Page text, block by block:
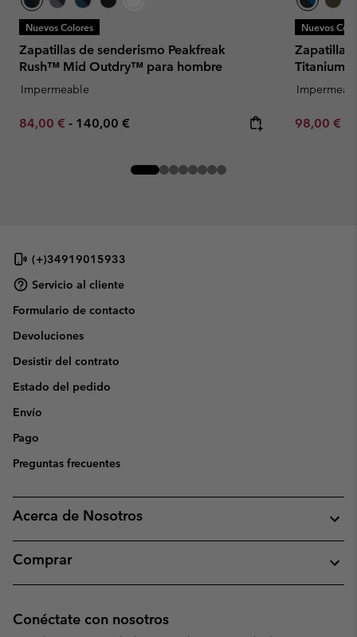
Nuevos Colores
Zapatillas de senderismo Peakfreak
Rush™ Mid Outdry™ para hombre
Impermeable
Minimum sale price:
84,00 € - Maximum price:
140,00 €
Nuevos
Zapatillas
Minimum
98,00 €
(+)34919015933
Servicio al cliente
Formulario de contacto
Devoluciones
Desistir del contrato
Estado del pedido
Envío
Pago
Preguntas frecuentes
Acerca de Nosotros
Comprar
Conéctate con nosotros